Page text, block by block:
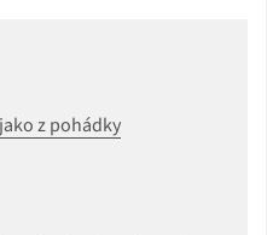
z pohádky